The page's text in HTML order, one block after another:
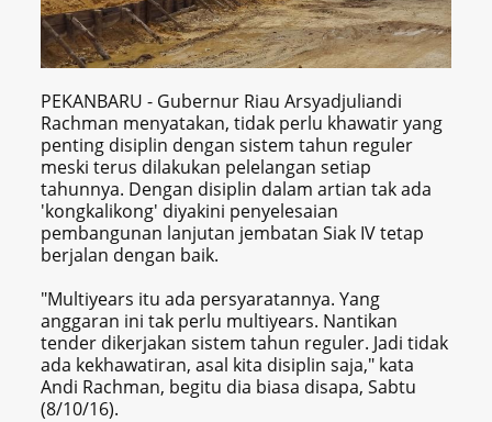
PEKANBARU - Gubernur Riau Arsyadjuliandi
Rachman menyatakan, tidak perlu khawatir yang
penting disiplin dengan sistem tahun reguler
meski terus dilakukan pelelangan setiap
tahunnya. Dengan disiplin dalam artian tak ada
'kongkalikong' diyakini penyelesaian
pembangunan lanjutan jembatan Siak IV tetap
berjalan dengan baik.
"Multiyears itu ada persyaratannya. Yang
anggaran ini tak perlu multiyears. Nantikan
tender dikerjakan sistem tahun reguler. Jadi tidak
ada kekhawatiran, asal kita disiplin saja," kata
Andi Rachman, begitu dia biasa disapa, Sabtu
(8/10/16).